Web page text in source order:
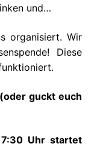
und…
organisiert. Wir
Diese
guckt euch
Uhr startet